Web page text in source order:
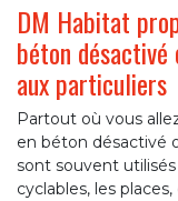
DM Habitat
béton
aux particuliers
Partout où vous
en béton désactivé
sont souvent
cyclables, les